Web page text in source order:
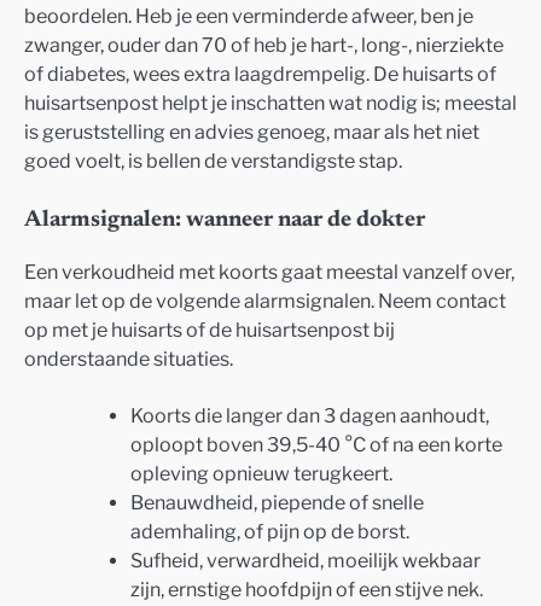
beoordelen. Heb je een verminderde afweer, ben je
zwanger, ouder dan 70 of heb je hart-, long-, nierziekte
of diabetes, wees extra laagdrempelig. De huisarts of
huisartsenpost helpt je inschatten wat nodig is; meestal
is geruststelling en advies genoeg, maar als het niet
goed voelt, is bellen de verstandigste stap.
Alarmsignalen: wanneer naar de dokter
Een verkoudheid met koorts gaat meestal vanzelf over,
maar let op de volgende alarmsignalen. Neem contact
op met je huisarts of de huisartsenpost bij
onderstaande situaties.
Koorts die langer dan 3 dagen aanhoudt,
oploopt boven 39,5-40 °C of na een korte
opleving opnieuw terugkeert.
Benauwdheid, piepende of snelle
ademhaling, of pijn op de borst.
Sufheid, verwardheid, moeilijk wekbaar
zijn, ernstige hoofdpijn of een stijve nek.